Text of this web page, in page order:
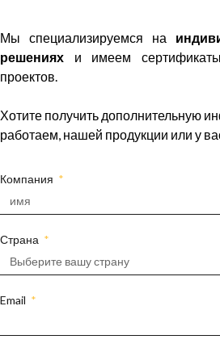
Мы специализируемся на
решениях и имеем
проектов.
Хотите получить дополнительную
работаем, нашей продукции или у
Компания
Страна
Email